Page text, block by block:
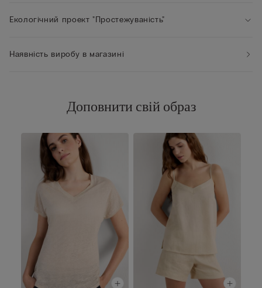
Екологічний проект "Простежуваність"
Наявність виробу в магазині
Доповнити свій образ